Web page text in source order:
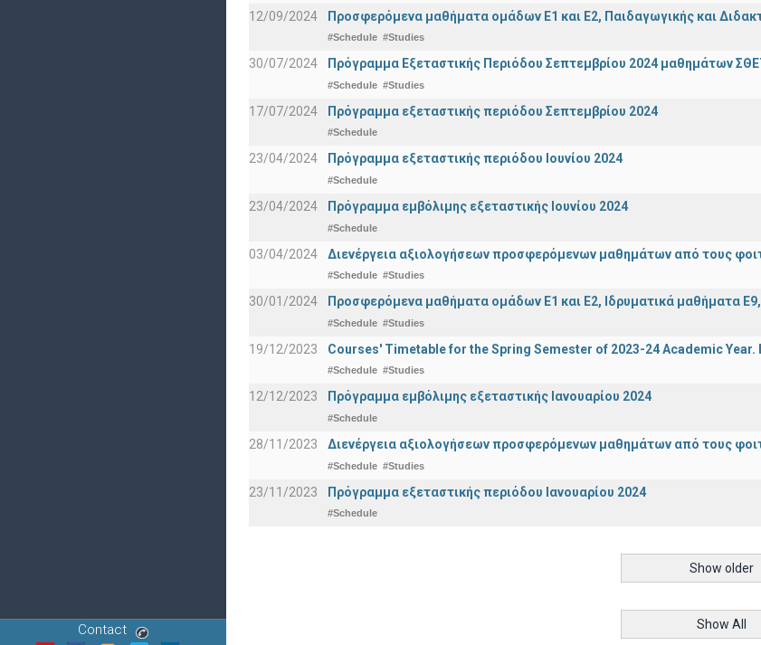
Contact
12/09/2024 Προσφερόμενα μαθήματα ομάδων Ε1 και Ε2, Παιδαγωγικής και
#Schedule #Studies
30/07/2024 Πρόγραμμα Εξεταστικής Περιόδου Σεπτεμβρίου 2024 μαθημάτων
#Schedule #Studies
17/07/2024 Πρόγραμμα εξεταστικής περιόδου Σεπτεμβρίου 2024
#Schedule
23/04/2024 Πρόγραμμα εξεταστικής περιόδου Ιουνίου 2024
#Schedule
23/04/2024 Πρόγραμμα εμβόλιμης εξεταστικής Ιουνίου 2024
#Schedule
03/04/2024 Διενέργεια αξιολογήσεων προσφερόμενων μαθημάτων από τους
#Schedule #Studies
30/01/2024 Προσφερόμενα μαθήματα ομάδων Ε1 και Ε2, Ιδρυματικά μαθήματα
#Schedule #Studies
19/12/2023 Courses' Timetable for the Spring Semester of 2023-24 Academic
#Schedule #Studies
12/12/2023 Πρόγραμμα εμβόλιμης εξεταστικής Ιανουαρίου 2024
#Schedule
28/11/2023 Διενέργεια αξιολογήσεων προσφερόμενων μαθημάτων από τους
#Schedule #Studies
23/11/2023 Πρόγραμμα εξεταστικής περιόδου Ιανουαρίου 2024
#Schedule
Show older
Show All